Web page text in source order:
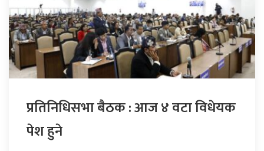
प्रतिनिधिसभा बैठक : आज ४ वटा विधेयक
पेश हुने